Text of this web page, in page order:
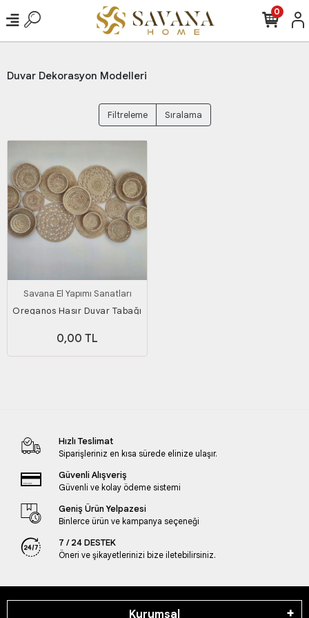
0
Duvar Dekorasyon Modelleri
Filtreleme Sıralama
Savana El Yapımı Sanatları
Oreganos Hasır Duvar Tabağı
yaprağı)
0,00 TL
Hızlı Teslimat
Siparişleriniz en kısa sürede elinize ulaşır.
Güvenli Alışveriş
Güvenli ve kolay ödeme sistemi
Geniş Ürün Yelpazesi
Binlerce ürün ve kampanya seçeneği
7 / 24 DESTEK
Öneri ve şikayetlerinizi bize iletebilirsiniz.
Kurumsal